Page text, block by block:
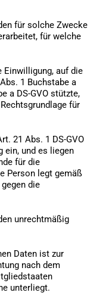
für solche Zwecke
für welche
Einwilligung, auf die
1 Buchstabe a
a DS-GVO stützte,
für
21 Abs. 1 DS-GVO
ein, und es liegen
für die
Person legt gemäß
die
unrechtmäßig
Daten ist zur
nach dem
unterliegt.